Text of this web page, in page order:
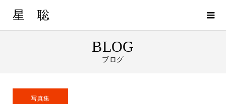
星 聡
BLOG
ブログ
写真集